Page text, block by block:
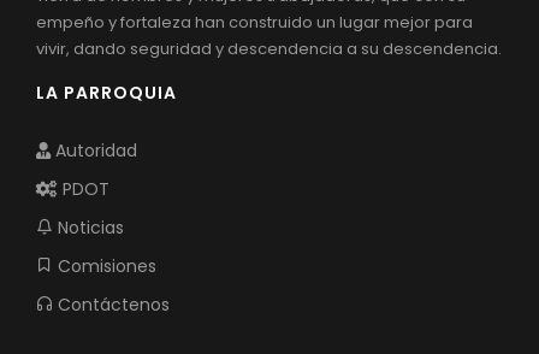
empeño y fortaleza han construido un lugar mejor para
vivir, dando seguridad y descendencia a su descendencia.
LA PARROQUIA
Autoridad
PDOT
Noticias
Comisiones
Contáctenos